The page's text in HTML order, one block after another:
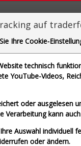
und 1 weitere
Airbus SE (Echtzeit
SAP SE (Echtzeit
auf
Ihre Cookie-
technisch
YouTube-Videos,
oder ausgelesen
kann
Auswahl individuell
oder ändern.